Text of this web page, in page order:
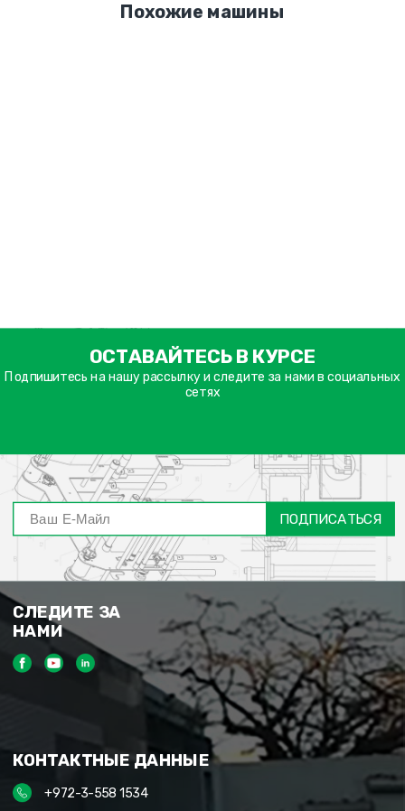
Похожие машины
ОСТАВАЙТЕСЬ В КУРСЕ
Подпишитесь на нашу рассылку и следите за нами в социальных
сетях
ПОДПИСАТЬСЯ
СЛЕДИТЕ ЗА
НАМИ
КОНТАКТНЫЕ ДАННЫЕ
+972-3-558 1534